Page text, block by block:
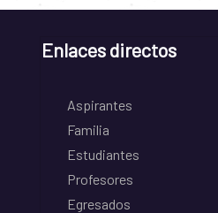
Enlaces directos
Aspirantes
Familia
Estudiantes
Profesores
Egresados